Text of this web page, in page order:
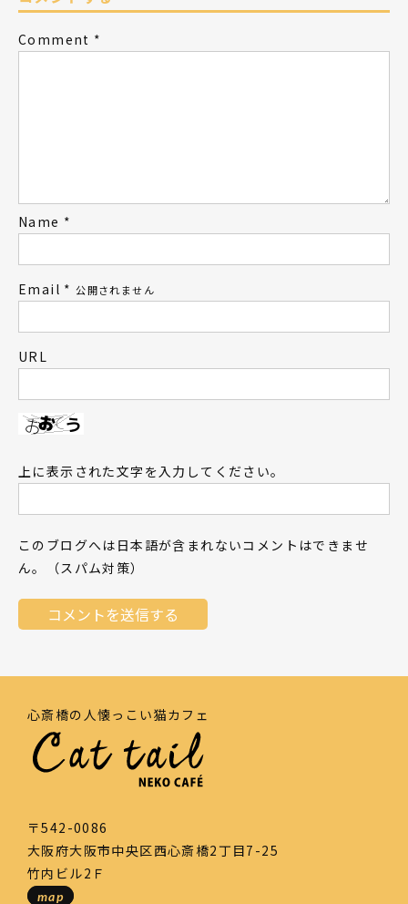
Comment *
Name *
Email * 公開されません
URL
上に表示された文字を入力してください。
このブログへは日本語が含まれないコメントはできませ
ん。（スパム対策）
心斎橋の人懐っこい猫カフェ
〒542-0086
大阪府大阪市中央区西心斎橋2丁目7-25
竹内ビル2Ｆ
map